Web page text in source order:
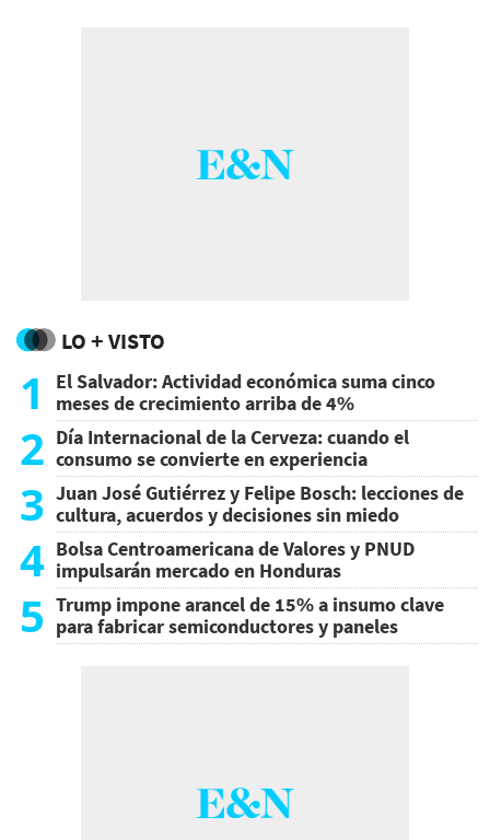
LO + VISTO
1
El Salvador: Actividad económica suma cinco
meses de crecimiento arriba de 4%
2 Día Internacional de la Cerveza: cuando el
consumo se convierte en experiencia
3 Juan José Gutiérrez y Felipe Bosch: lecciones de
cultura, acuerdos y decisiones sin miedo
4 Bolsa Centroamericana de Valores y PNUD
impulsarán mercado en Honduras
5 Trump impone arancel de 15% a insumo clave
para fabricar semiconductores y paneles